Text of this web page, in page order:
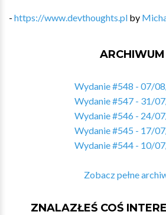
- https://www.devthoughts.pl by
ARCHIWUM
Wydanie #548 - 07/
Wydanie #547 - 31/
Wydanie #546 - 24/
Wydanie #545 - 17/
Wydanie #544 - 10/
Zobacz pełne
ZNALAZŁEŚ COŚ